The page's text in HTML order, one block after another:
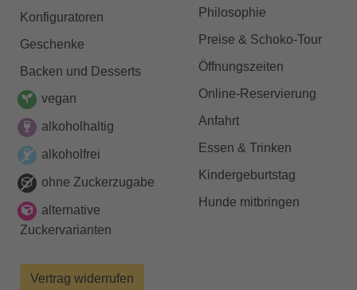
Konfiguratoren
Geschenke
Backen und Desserts
vegan
alkoholhaltig
alkoholfrei
ohne Zuckerzugabe
alternative
Zuckervarianten
Vertrag widerrufen
Philosophie
Preise & Schoko-Tour
Öffnungszeiten
Online-Reservierung
Anfahrt
Essen & Trinken
Kindergeburtstag
Hunde mitbringen